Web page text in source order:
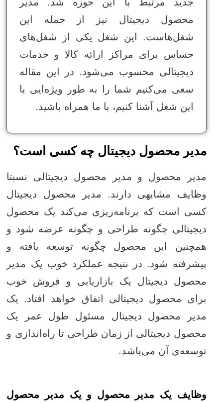
محصول دیجیتال نیز از جمله این
شغل‌هاست. این شغل یکی از شغل‌های
حساس برای مراکز ارائه کالا و خدمات
دیجیتالی محسوب می‌شود. در این مقاله
سعی می‌کنیم شما را به طور ویژه‌ایی با
این شغل آشنا کنیم، با ما همراه باشید.
مدیر محصول دیجیتال چه کسی است؟
مدیر محصول و مدیر محصول دیجیتالی نسبتا
وظایف مشابهی دارند. مدیر محصول دیجیتال
کسی است که برنامه‌ریزی می‌کند یک محصول
دیجیتالی چگونه طراحی و چگونه عرضه شود و
همچنین این محصول چگونه توسعه یافته و
پیشرفته شود. در نتیجه عملکرد خوب یک مدیر
محصول دیجیتال یک بازاریابی و فروش خوب
برای محصول دیجیتالی اتفاق خواهد افتاد. یک
مدیر محصول دیجیتال مسئول طول عمر یک
محصول دیجیتالی از زمان طراحی تا راه‌اندازی و
توسعه‌ی آن می‌باشد.
وظایف یک مدیر محصول و یک مدیر محصول